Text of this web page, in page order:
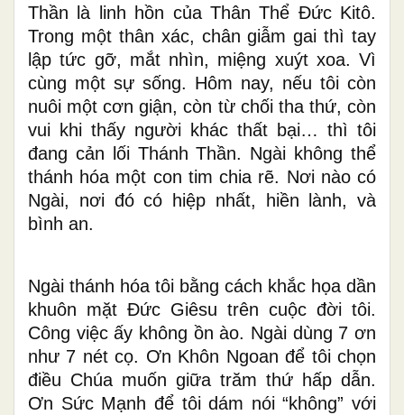
Thần là linh hồn của Thân Thể Đức Kitô.
Trong một thân xác, chân giẫm gai thì tay
lập tức gỡ, mắt nhìn, miệng xuýt xoa. Vì
cùng một sự sống. Hôm nay, nếu tôi còn
nuôi một cơn giận, còn từ chối tha thứ, còn
vui khi thấy người khác thất bại… thì tôi
đang cản lối Thánh Thần. Ngài không thể
thánh hóa một con tim chia rẽ. Nơi nào có
Ngài, nơi đó có hiệp nhất, hiền lành, và
bình an.
Ngài thánh hóa tôi bằng cách khắc họa dần
khuôn mặt Đức Giêsu trên cuộc đời tôi.
Công việc ấy không ồn ào. Ngài dùng 7 ơn
như 7 nét cọ. Ơn Khôn Ngoan để tôi chọn
điều Chúa muốn giữa trăm thứ hấp dẫn.
Ơn Sức Mạnh để tôi dám nói “không” với